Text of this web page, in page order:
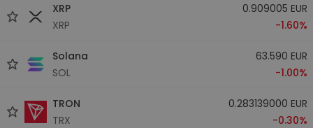
XRP
XRP
0.909005 EUR
-1.60%
Solana
SOL
63.590 EUR
-1.00%
TRON
TRX
0.283139000 EUR
-0.30%